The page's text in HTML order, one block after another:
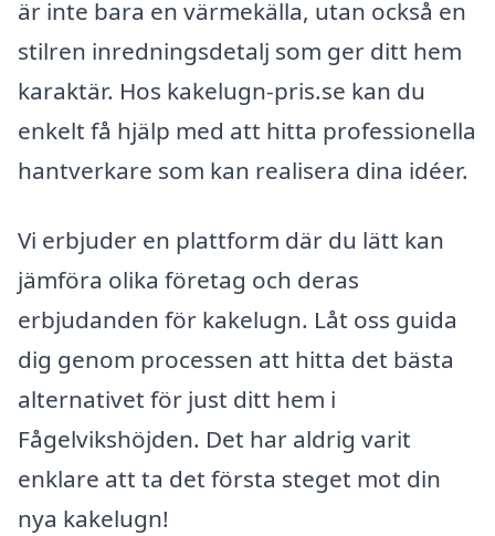
är inte bara en värmekälla, utan också en
stilren inredningsdetalj som ger ditt hem
karaktär. Hos kakelugn-pris.se kan du
enkelt få hjälp med att hitta professionella
hantverkare som kan realisera dina idéer.
Vi erbjuder en plattform där du lätt kan
jämföra olika företag och deras
erbjudanden för kakelugn. Låt oss guida
dig genom processen att hitta det bästa
alternativet för just ditt hem i
Fågelvikshöjden. Det har aldrig varit
enklare att ta det första steget mot din
nya kakelugn!